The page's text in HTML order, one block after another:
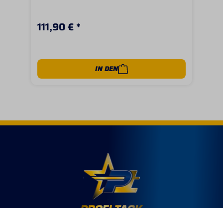
eher dunkelbraun. Dicke: 3/4" - ca
2,2cmMaße: 32x34" (81x86cm)
111,90 € *
IN DEN